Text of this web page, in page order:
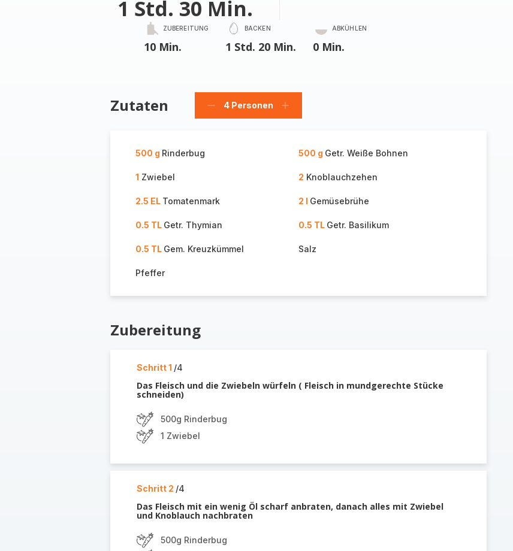
1 Std. 30 Min.
ZUBEREITUNG
10 Min.
BACKEN
1 Std. 20 Min.
ABKÜHLEN
0 Min.
Zutaten
Personen
4 Personen
Personen
500 g Rinderbug 500 g Getr. Weiße Bohnen
1 Zwiebel 2 Knoblauchzehen
2.5 EL Tomatenmark 2 l Gemüsebrühe
0.5 TL Getr. Thymian 0.5 TL Getr. Basilikum
0.5 TL Gem. Kreuzkümmel Salz
Pfeffer
Zubereitung
Schritt 1 /4
Das Fleisch und die Zwiebeln würfeln ( Fleisch in mundgerechte Stücke
schneiden)
500g Rinderbug
1 Zwiebel
Schritt 2 /4
Das Fleisch mit ein wenig Öl scharf anbraten, danach alles mit Zwiebel
und Knoblauch nachbraten
500g Rinderbug